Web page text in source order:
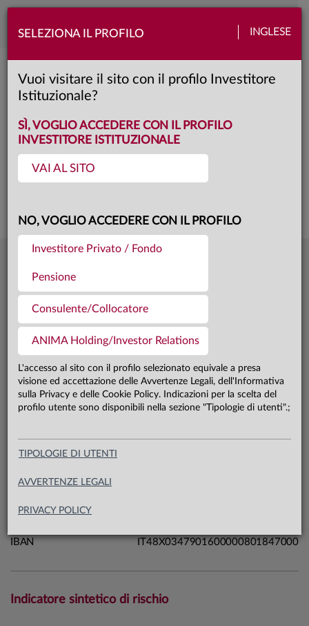
SELEZIONA IL PROFILO INGLESE
Vuoi visitare il sito con il profilo Investitore
Istituzionale?
SÌ, VOGLIO ACCEDERE CON IL PROFILO
INVESTITORE ISTITUZIONALE
VAI AL SITO
NO, VOGLIO ACCEDERE CON IL PROFILO
Investitore Privato / Fondo
Pensione
Consulente/Collocatore
ANIMA Holding/Investor Relations
L'accesso al sito con il profilo selezionato equivale a presa
visione ed accettazione delle Avvertenze Legali, dell'Informativa
sulla Privacy e delle Cookie Policy. Indicazioni per la scelta del
profilo utente sono disponibili nella sezione "Tipologie di utenti".;
TIPOLOGIE DI UTENTI
AVVERTENZE LEGALI
PRIVACY POLICY
Toggle
Anima Iniziativa Europa
Classe: AD
Questa è una comunicazione di marketing. Si prega di consultare il prospetto e
Ultima quota
04.08.26
Patrimonio fondo31.07.26
Patrimonio classe AD 31.07.26
Carta di identità
Linea
Mercati
Macrocategoria
Domicilio
Data di avvio
IBAN
IT48X0347901600000801847000
Indicatore sintetico di rischio